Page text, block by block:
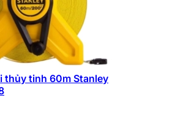
thủy tinh 60m Stanley